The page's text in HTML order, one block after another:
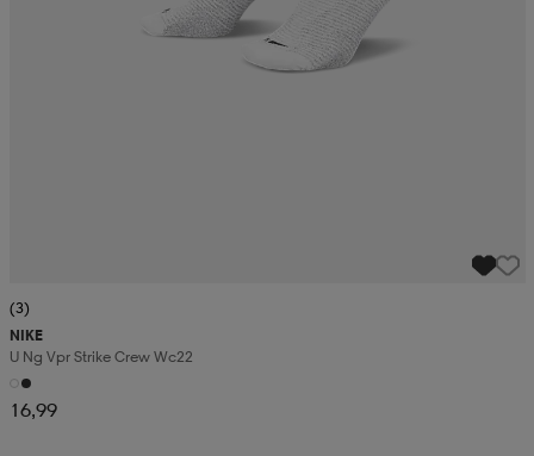
(3)
NIKE
U Ng Vpr Strike Crew Wc22
16,99